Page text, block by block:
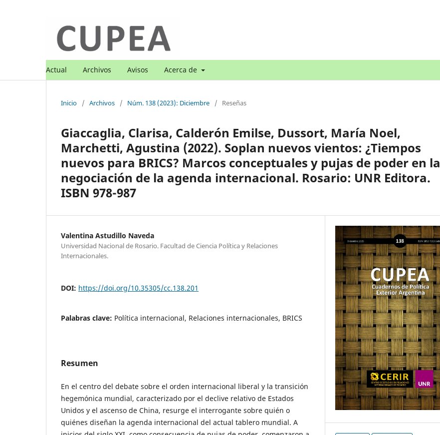
Actual Archivos Avisos Acerca de
Inicio / Archivos / Núm. 138 (2023): Diciembre / Reseñas
Giaccaglia, Clarisa, Calderón Emilse, Dussort, María Noel,
Marchetti, Agustina (2022). Soplan nuevos vientos: ¿Tiempos
nuevos para BRICS? Marcos conceptuales y pujas de poder en la
negociación de la agenda internacional. Rosario: UNR Editora.
ISBN 978-987
Valentina Astudillo Naveda
Universidad Nacional de Rosario. Facultad de Ciencia Política y Relaciones
Internacionales.
DOI: https://doi.org/10.35305/cc.138.201
Palabras clave: Política internacional, Relaciones internacionales, BRICS
Resumen
En el centro del debate sobre el orden internacional liberal y la transición
hegemónica mundial, caracterizado por el declive relativo de Estados
Unidos y el ascenso de China, resurge el interrogante sobre quién o
quiénes diseñan la agenda internacional del actual tablero mundial. A